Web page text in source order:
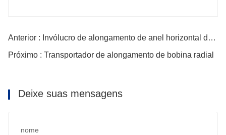
Anterior : Invólucro de alongamento de anel horizontal do tubo
Próximo : Transportador de alongamento de bobina radial
Deixe suas mensagens
nome